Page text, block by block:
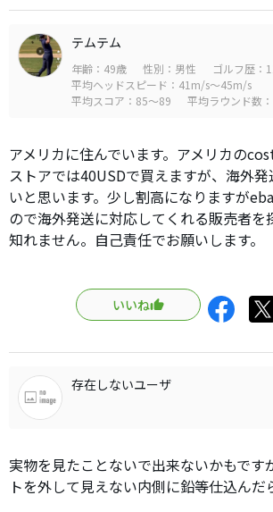
テムテム
年齢：49歳 性別：男性
ゴルフ歴：
平均ヘッドスピード：41m/s～45m/s
平均スコア：85～89
平均ラウンド数
アメリカに住んでいます。アメリカの
ストアでは40USDで買えますが、海外
いと思います。少し割高になりますが
ので海外発送に対応してくれる販売者を
知れません。自己責任でお願いします。
いいね
存在しないユーザ
実物を見たことないで出来ないかもです
トを外して見えない内側に鉛等仕込んだ